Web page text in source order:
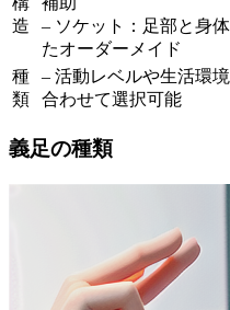
造
– ソケット：足部と身
たオーダーメイド
種
類
– 活動レベルや生活環
合わせて選択可能
義足の種類